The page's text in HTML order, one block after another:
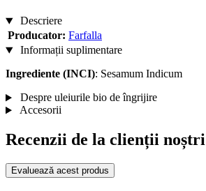
Descriere
Producator: Farfalla
Informații suplimentare
Ingrediente (INCI): Sesamum Indicum
Despre uleiurile bio de îngrijire
Accesorii
Recenzii de la clienții noștri
Evaluează acest produs